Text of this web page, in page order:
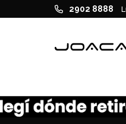
2902 8888